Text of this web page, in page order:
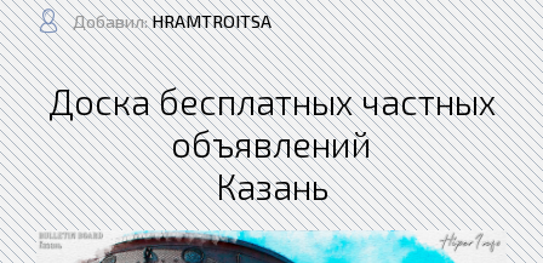
Добавил:HRAMTROITSA
Доска бесплатных частных
объявлений
Казань